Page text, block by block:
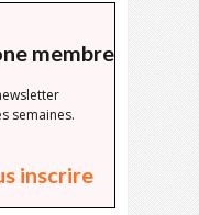
membre
semaines.
inscrire